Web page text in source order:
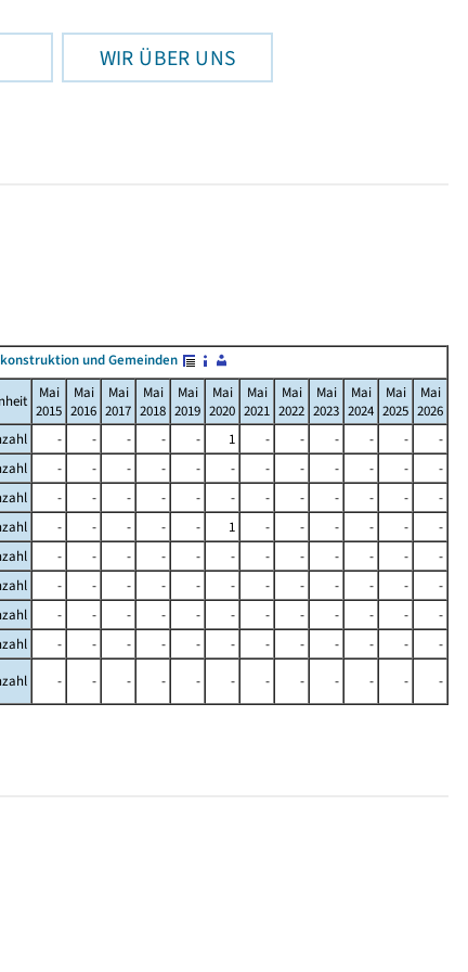
WIR ÜBER UNS
und Gemeinden
Mai
2015
Mai
2016
Mai
2017
Mai
2018
Mai
2019
Mai
2020
Mai
2021
Mai
2022
Mai
2023
Mai
2024
Mai
2025
Mai
2026
- - - - - 1 - - - - -
-
- - - - - - - - - - -
-
- - - - - - - - - - -
-
- - - - - 1 - - - - -
-
- - - - - - - - - - -
-
- - - - - - - - - - -
-
- - - - - - - - - - -
-
- - - - - - - - - - -
-
- - - - - - - - - - - -